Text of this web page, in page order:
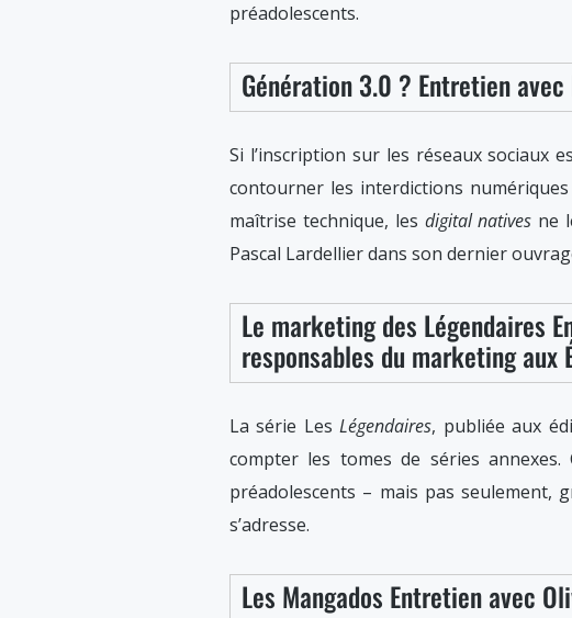
préadolescents.
Génération 3.0 ? Entretien
Si l’inscription sur les réseaux sociaux
contourner les interdictions
maîtrise technique, les digital natives ne
Pascal Lardellier dans son dernier
Le marketing des Légendaires
responsables du marketing aux
La série LesLégendaires, publiée aux
compter les tomes de séries annexes.
préadolescents – mais pas seulement,
s’adresse.
Les Mangados Entretien avec